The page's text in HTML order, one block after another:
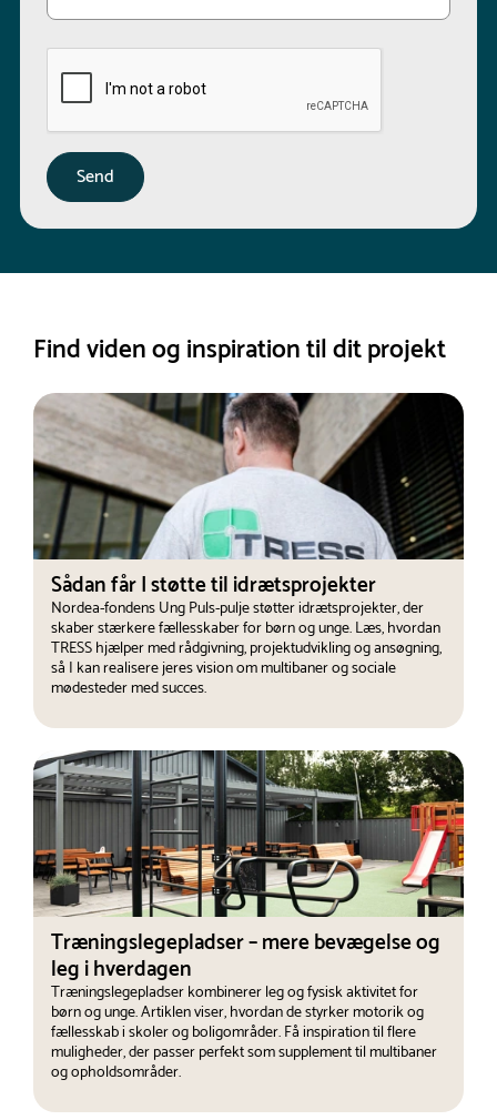
Find viden og inspiration til dit projekt
Sådan får I støtte til idrætsprojekter
Nordea-fondens Ung Puls-pulje støtter idrætsprojekter, der
skaber stærkere fællesskaber for børn og unge. Læs, hvordan
TRESS hjælper med rådgivning, projektudvikling og ansøgning,
så I kan realisere jeres vision om multibaner og sociale
mødesteder med succes.
Træningslegepladser – mere bevægelse og
leg i hverdagen
Træningslegepladser kombinerer leg og fysisk aktivitet for
børn og unge. Artiklen viser, hvordan de styrker motorik og
fællesskab i skoler og boligområder. Få inspiration til flere
muligheder, der passer perfekt som supplement til multibaner
og opholdsområder.